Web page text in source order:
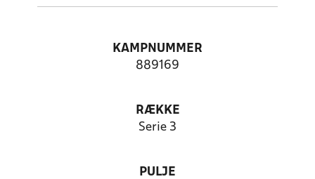
KAMPNUMMER
889169
RÆKKE
Serie 3
PULJE